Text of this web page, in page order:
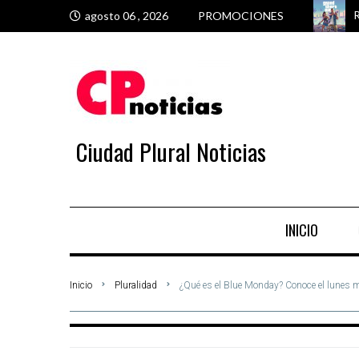
agosto 06 , 2026 PROMOCIONES
Ciudad Plural Noticias
INICIO
Inicio Pluralidad ¿Qué es el Blue Monday? Conoce el lunes